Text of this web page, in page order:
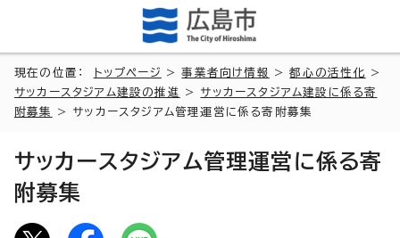
現在の位置： トップページ >事業者向け情報 >都心の活性化
>
サッカースタジアム建設の推進
> サッカースタジアム建設に係る寄
附募集
> サッカースタジアム管理運営に係る寄附募集
サッカースタジアム管理運営に係る寄
附募集